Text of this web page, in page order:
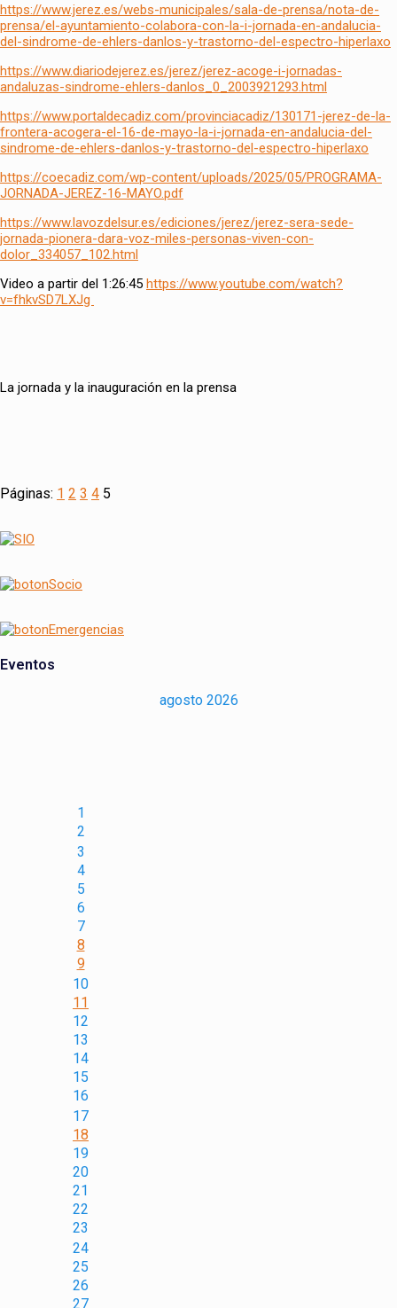
https://www.jerez.es/webs-municipales/sala-de-prensa/nota-de-
prensa/el-ayuntamiento-colabora-con-la-i-jornada-en-andalucia-
del-sindrome-de-ehlers-danlos-y-trastorno-del-espectro-hiperlaxo
https://www.diariodejerez.es/jerez/jerez-acoge-i-jornadas-
andaluzas-sindrome-ehlers-danlos_0_2003921293.html
https://www.portaldecadiz.com/provinciacadiz/130171-jerez-de-la-
frontera-acogera-el-16-de-mayo-la-i-jornada-en-andalucia-del-
sindrome-de-ehlers-danlos-y-trastorno-del-espectro-hiperlaxo
https://coecadiz.com/wp-content/uploads/2025/05/PROGRAMA-
JORNADA-JEREZ-16-MAYO.pdf
https://www.lavozdelsur.es/ediciones/jerez/jerez-sera-sede-
jornada-pionera-dara-voz-miles-personas-viven-con-
dolor_334057_102.html
Video a partir del 1:26:45 https://www.youtube.com/watch?
v=fhkvSD7LXJg
La jornada y la inauguración en la prensa
Páginas: 1 2 3 4 5
Eventos
agosto 2026
1
2
3
4
5
6
7
8
9
10
11
12
13
14
15
16
17
18
19
20
21
22
23
24
25
26
27